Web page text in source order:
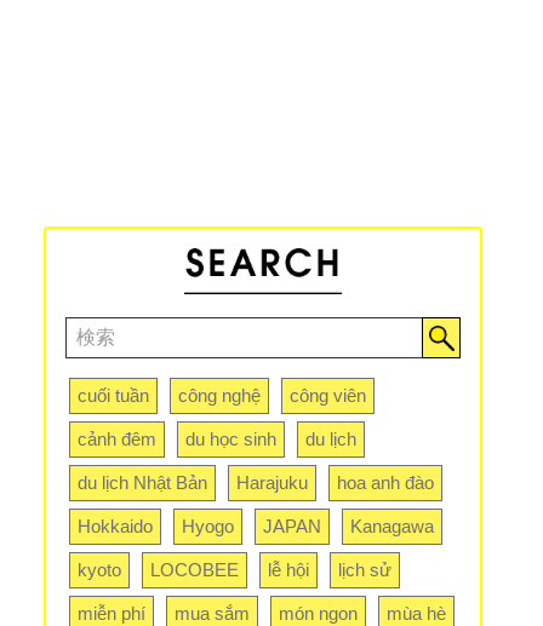
cuối tuần công nghệ công viên
cảnh đêm du học sinh du lịch
du lịch Nhật Bản Harajuku hoa anh đào
Hokkaido Hyogo JAPAN Kanagawa
kyoto LOCOBEE lễ hội lịch sử
miễn phí mua sắm món ngon mùa hè